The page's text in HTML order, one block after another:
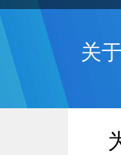
关